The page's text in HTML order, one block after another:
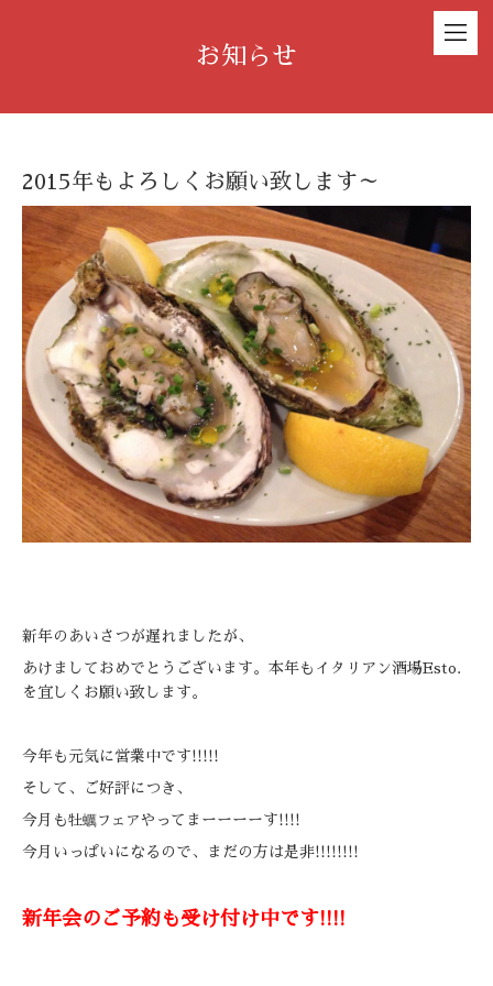
お知らせ
2015年もよろしくお願い致します～
新年のあいさつが遅れましたが、
あけましておめでとうございます。本年もイタリアン酒場Esto.
を宜しくお願い致します。
今年も元気に営業中です!!!!!
そして、ご好評につき、
今月も牡蠣フェアやってまーーーーす!!!!
今月いっぱいになるので、まだの方は是非!!!!!!!!
新年会のご予約も受け付け中です!!!!